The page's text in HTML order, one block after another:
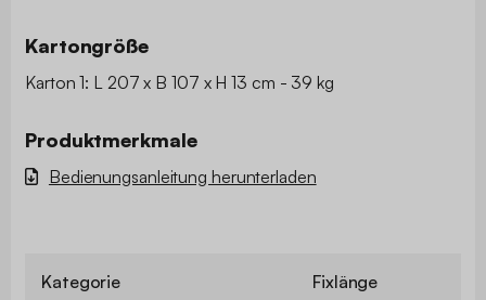
Kartongröße
Karton 1: L 207 x B 107 x H 13 cm - 39 kg
Produktmerkmale
Bedienungsanleitung herunterladen
Kategorie Fixlänge